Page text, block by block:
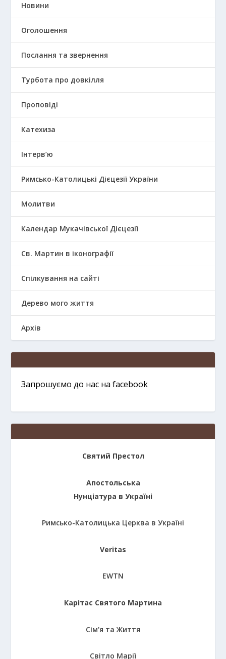
Новини
Оголошення
Послання та звернення
Турбота про довкілля
Проповіді
Катехиза
Інтерв’ю
Римсько-Католицькі Дієцезії України
Молитви
Календар Мукачівської Дієцезії
Св. Мартин в іконографії
Спілкування на сайті
Дерево мого життя
Архів
Запрошуємо до нас на facebook
Святий Престол
Апостольська
Нунціатура в Україні
Римсько-Католицька Церква в Україні
Veritas
EWTN
Карітас Святого Мартина
Сім'я та Життя
Світло Марії